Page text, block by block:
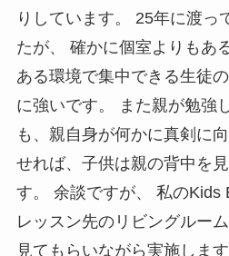
りしています。 25年に渡っ
たが、 確かに個室よりもあ
ある環境で集中できる生徒
に強いです。 また親が勉強
も、親自身が何かに真剣に
せれば、子供は親の背中を
す。 余談ですが、 私のKids
レッスン先のリビングルー
見てもらいながら実施しま